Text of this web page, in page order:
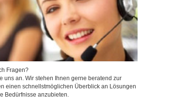
Fragen?
uns an. Wir stehen Ihnen gerne beratend zur
einen schnellstmöglichen Überblick an Lösungen
Bedürfnisse anzubieten.